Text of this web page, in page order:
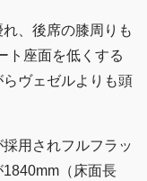
、後席の膝周りも
ト座面を低くする
ヴェゼルよりも頭
用されフルフラッ
1840mm（床面長